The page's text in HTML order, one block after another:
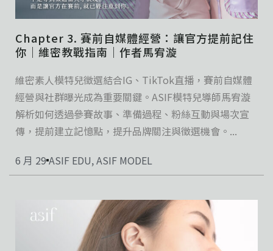
Chapter 3. 賽前自媒體經營：讓官方提前記住
你｜維密教戰指南｜作者馬宥漩
維密素人模特兒徵選結合IG、TikTok直播，賽前自媒體
經營與社群曝光成為重要關鍵。ASIF模特兒導師馬宥漩
解析如何透過參賽故事、準備過程、粉絲互動與場次宣
傳，提前建立記憶點，提升品牌關注與徵選機會。...
6 月 29 ASIF EDU,ASIF MODEL